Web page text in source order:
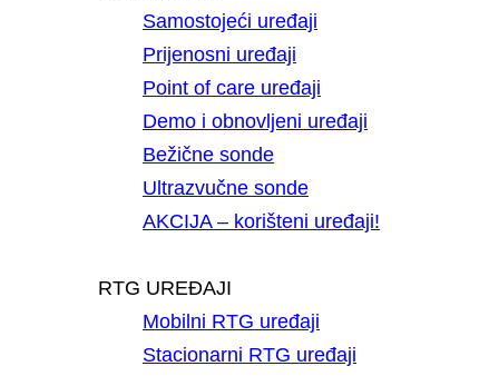
Samostojeći uređaji
Prijenosni uređaji
Point of care uređaji
Demo i obnovljeni uređaji
Bežične sonde
Ultrazvučne sonde
AKCIJA – korišteni uređaji!
RTG UREĐAJI
Mobilni RTG uređaji
Stacionarni RTG uređaji